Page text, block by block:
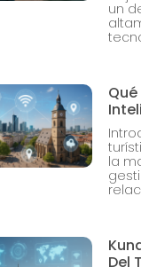
un
la
Del